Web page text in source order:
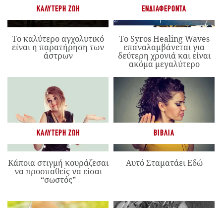
ΚΑΛΎΤΕΡΗ ΖΩΉ
Το καλύτερο αγχολυτικό
είναι η παρατήρηση των
άστρων
ΕΝΔΙΑΦΈΡΟΝΤΑ
Το Syros Healing Waves
επαναλαμβάνεται για
δεύτερη χρονιά και είναι
ακόμα μεγαλύτερο
ΚΑΛΎΤΕΡΗ ΖΩΉ
Κάποια στιγμή κουράζεσαι
να προσπαθείς να είσαι
“σωστός”
ΒΙΒΛΊΑ
Αυτό Σταματάει Εδώ